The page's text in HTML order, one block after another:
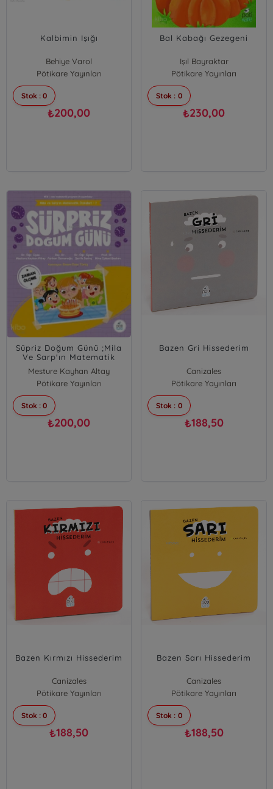
Kalbimin Işığı
Behiye Varol
Pötikare Yayınları
Stok : 0
₺200,00
Bal Kabağı Gezegeni
Işıl Bayraktar
Zuhal Özer
Pötikare Yayınları
Stok : 0
₺230,00
Süpriz Doğum Günü ;Mila
Ve Sarp'ın Matematik
Öyküleri - 7
Mesture Kayhan Altay
Aslıhan Osmanoğlu
Şerife Sevinç
Mine Işıksal Bostan
Pötikare Yayınları
Stok : 0
₺200,00
Bazen Gri Hissederim
Canizales
Pötikare Yayınları
Stok : 0
₺188,50
Bazen Kırmızı Hissederim
Canizales
Pötikare Yayınları
Stok : 0
₺188,50
Bazen Sarı Hissederim
Canizales
Pötikare Yayınları
Stok : 0
₺188,50